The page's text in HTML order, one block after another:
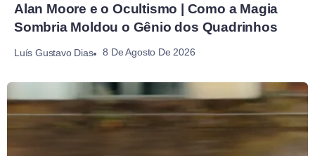
Alan Moore e o Ocultismo | Como a Magia
Sombria Moldou o Gênio dos Quadrinhos
Luís Gustavo Dias 8 De Agosto De 2026